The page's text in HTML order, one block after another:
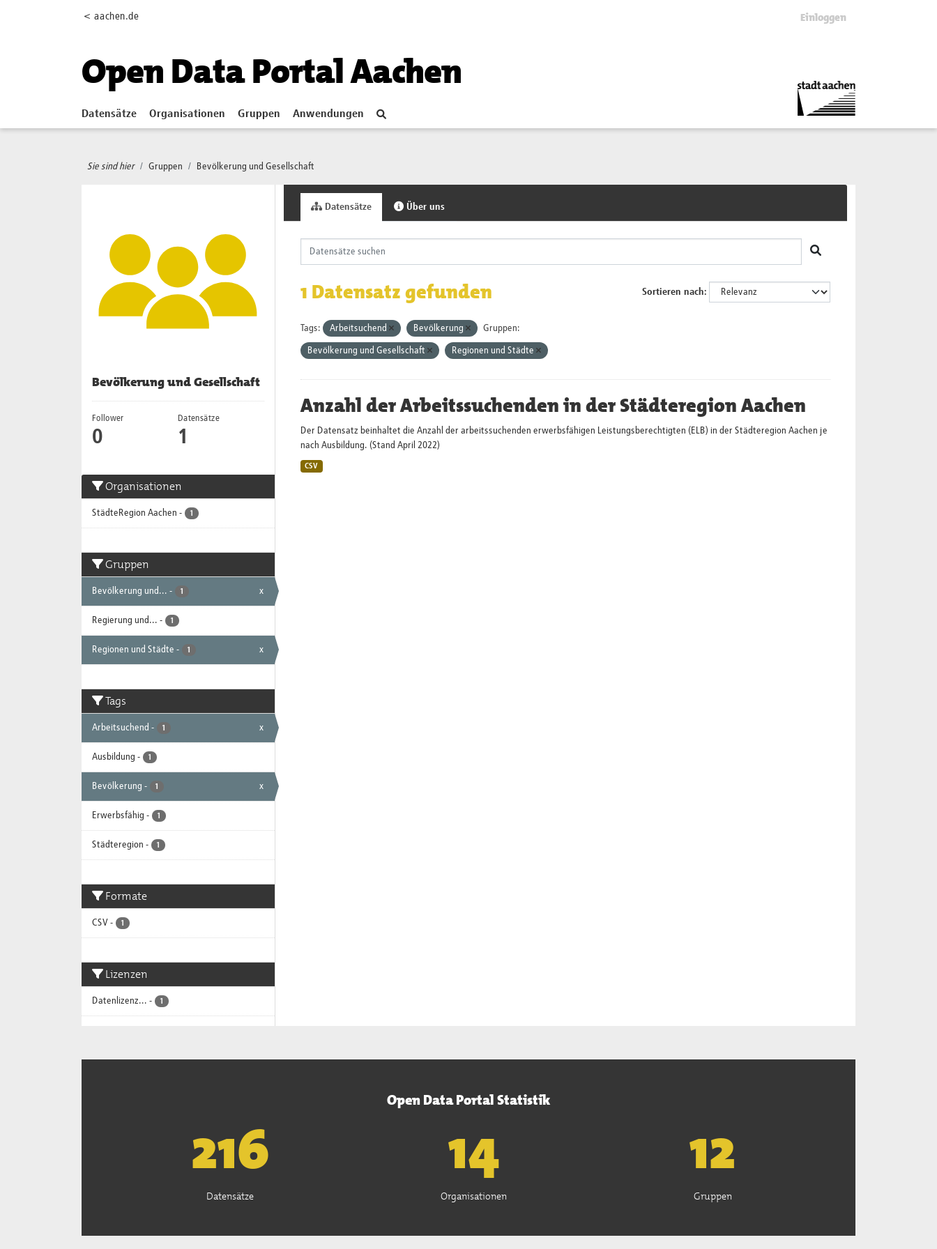
< aachen.de Einloggen
Open Data Portal Aachen
Datensätze Organisationen Gruppen Anwendungen
Sie sind hier Gruppen Bevölkerung und Gesellschaft
Bevölkerung und Gesellschaft
Follower
0
Datensätze
1
Organisationen
StädteRegion Aachen - 1
Gruppen
Bevölkerung und... - 1 x
Regierung und... - 1
Regionen und Städte - 1 x
Tags
Arbeitsuchend - 1 x
Ausbildung - 1
Bevölkerung - 1 x
Erwerbsfähig - 1
Städteregion - 1
Formate
CSV - 1
Lizenzen
Datenlizenz... - 1
Datensätze Über uns
Sortieren nach
1 Datensatz gefunden
Tags: Arbeitsuchend Bevölkerung Gruppen:
Bevölkerung und Gesellschaft Regionen und Städte
Anzahl der Arbeitssuchenden in der Städteregion Aachen
Der Datensatz beinhaltet die Anzahl der arbeitssuchenden erwerbsfähigen Leistungsberechtigten (ELB) in der Städteregion Aachen je
nach Ausbildung. (Stand April 2022)
CSV
Open Data Portal Statistik
221
Datensätze
15
Organisationen
13
Gruppen